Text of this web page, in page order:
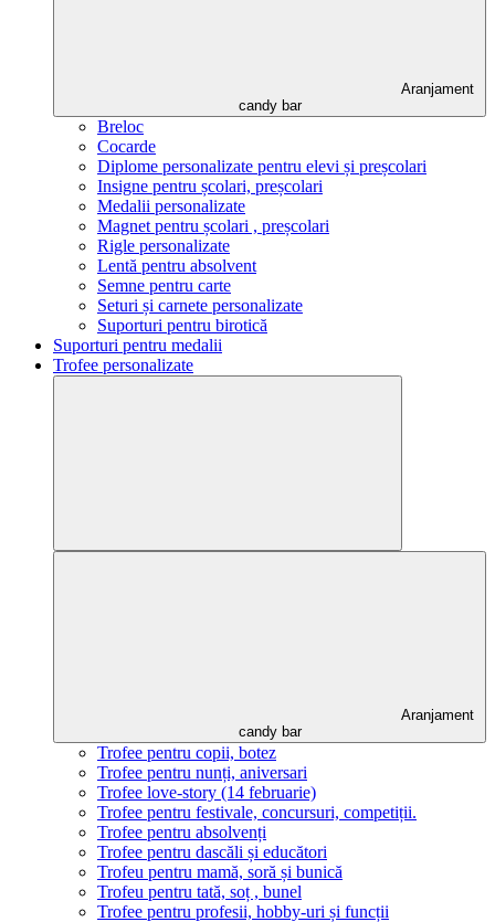
Aranjament
candy bar
Breloc
Cocarde
Diplome personalizate pentru elevi și preșcolari
Insigne pentru școlari, preșcolari
Medalii personalizate
Magnet pentru școlari , preșcolari
Rigle personalizate
Lentă pentru absolvent
Semne pentru carte
Seturi și carnete personalizate
Suporturi pentru birotică
Suporturi pentru medalii
Trofee personalizate
Aranjament
candy bar
Trofee pentru copii, botez
Trofee pentru nunți, aniversari
Trofee love-story (14 februarie)
Trofee pentru festivale, concursuri, competiții.
Trofee pentru absolvenți
Trofee pentru dascăli și educători
Trofeu pentru mamă, soră și bunică
Trofeu pentru tată, soț , bunel
Trofee pentru profesii, hobby-uri și funcții